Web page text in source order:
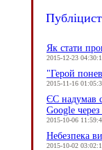
Як стати
2015-12-23
"Герой
2015-11-16
ЄC надумав
Google через
2015-10-06
Небезпека
2015-10-02